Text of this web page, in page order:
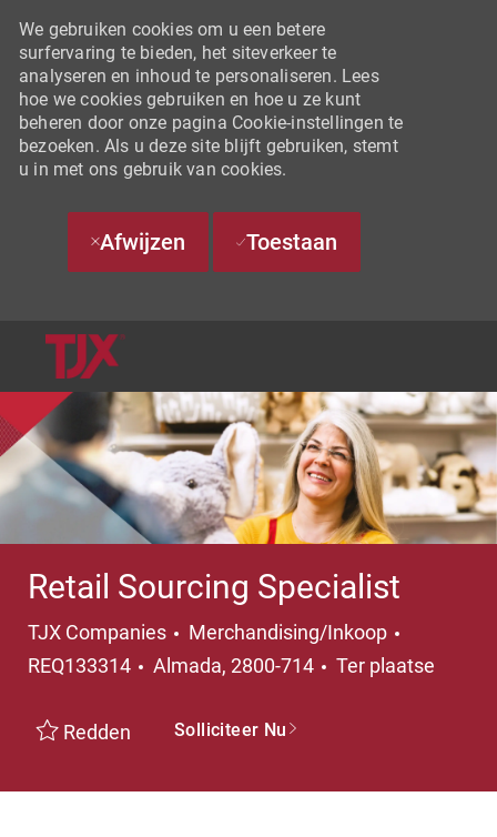
We gebruiken cookies om u een betere
surfervaring te bieden, het siteverkeer te
analyseren en inhoud te personaliseren. Lees
hoe we cookies gebruiken en hoe u ze kunt
beheren door onze pagina Cookie-instellingen te
bezoeken. Als u deze site blijft gebruiken, stemt
u in met ons gebruik van cookies.
Afwijzen Toestaan
Retail Sourcing Specialist
TJX Companies Categorie
Merchandising/Inkoop
REQ133314
Plaats
Almada, 2800-714 Ter plaatse
Redden Solliciteer Nu